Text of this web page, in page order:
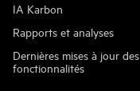
IA Karbon
Rapports et analyses
Dernières mises à jour des
fonctionnalités